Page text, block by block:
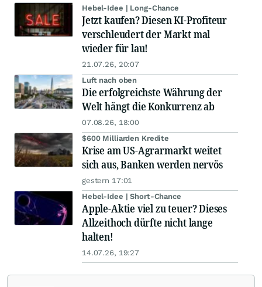
Hebel-Idee | Long-Chance
Jetzt kaufen? Diesen KI-Profiteur
verschleudert der Markt mal
wieder für lau!
21.07.26, 20:07
Luft nach oben
Die erfolgreichste Währung der
Welt hängt die Konkurrenz ab
07.08.26, 18:00
$600 Milliarden Kredite
Krise am US-Agrarmarkt weitet
sich aus, Banken werden nervös
gestern 17:01
Hebel-Idee | Short-Chance
Apple-Aktie viel zu teuer? Dieses
Allzeithoch dürfte nicht lange
halten!
14.07.26, 19:27